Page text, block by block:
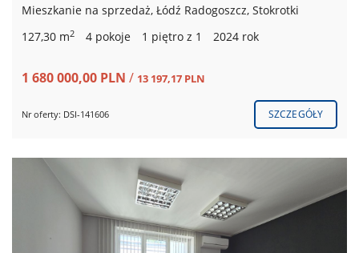
Mieszkanie na sprzedaż, Łódź Radogoszcz, Stokrotki
127,30 m2 4 pokoje 1 piętro z 1 2024 rok
1 680 000,00 PLN / 13 197,17 PLN
Nr oferty: DSI-141606 SZCZEGÓŁY